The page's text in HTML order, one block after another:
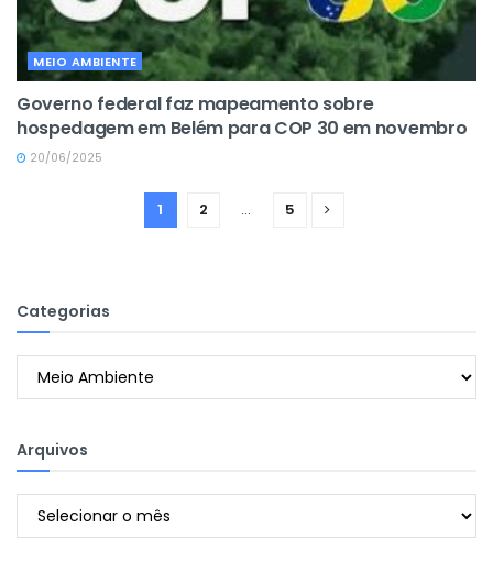
MEIO AMBIENTE
Governo federal faz mapeamento sobre
hospedagem em Belém para COP 30 em novembro
20/06/2025
1 2 … 5
Categorias
Categorias
Arquivos
Arquivos